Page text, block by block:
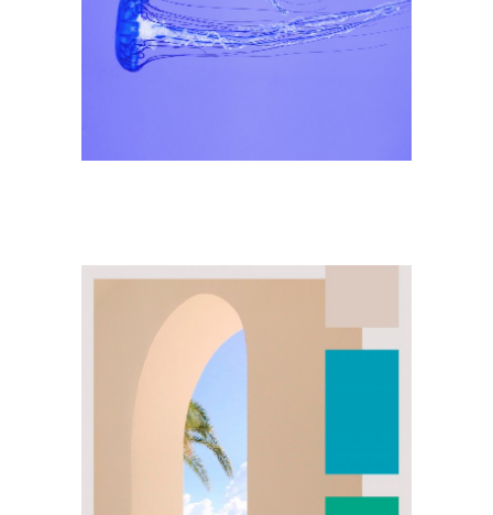
Sobre Connections
by Finsa
Contacto